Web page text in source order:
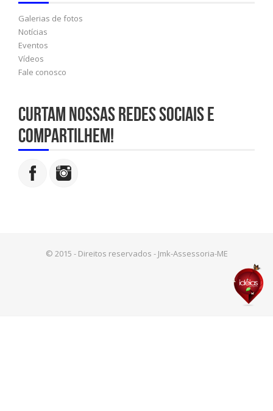
Galerias de fotos
Notícias
Eventos
Vídeos
Fale conosco
Curtam nossas redes sociais e
compartilhem!
© 2015 - Direitos reservados - Jmk-Assessoria-ME